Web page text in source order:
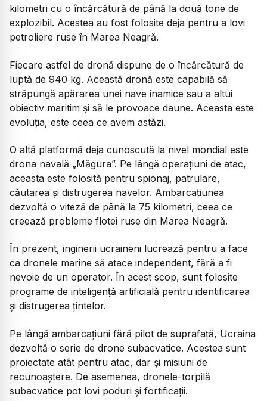
kilometri cu o încărcătură de până la două tone de
explozibil. Acestea au fost folosite deja pentru a lovi
petroliere ruse în Marea Neagră.
Fiecare astfel de dronă dispune de o încărcătură de
luptă de 940 kg. Această dronă este capabilă să
străpungă apărarea unei nave inamice sau a altui
obiectiv maritim și să le provoace daune. Aceasta este
evoluția, este ceea ce avem astăzi.
O altă platformă deja cunoscută la nivel mondial este
drona navală „Măgura”. Pe lângă operațiuni de atac,
aceasta este folosită pentru spionaj, patrulare,
căutarea și distrugerea navelor. Ambarcațiunea
dezvoltă o viteză de până la 75 kilometri, ceea ce
creează probleme flotei ruse din Marea Neagră.
În prezent, inginerii ucraineni lucrează pentru a face
ca dronele marine să atace independent, fără a fi
nevoie de un operator. În acest scop, sunt folosite
programe de inteligență artificială pentru identificarea
și distrugerea țintelor.
Pe lângă ambarcațiuni fără pilot de suprafață, Ucraina
dezvoltă o serie de drone subacvatice. Acestea sunt
proiectate atât pentru atac, dar și misiuni de
recunoaștere. De asemenea, dronele-torpilă
subacvatice pot lovi poduri și fortificații.